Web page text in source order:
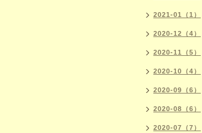
2021-01（1）
2020-12（4）
2020-11（5）
2020-10（4）
2020-09（6）
2020-08（6）
2020-07（7）